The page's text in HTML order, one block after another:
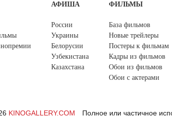
АФИША
России
Украины
Белорусии
Узбекистана
Казахстана
ФИЛЬМЫ
База фильмов
Новые трейлеры
Постеры к фильмам
Кадры из фильмов
Обои из фильмов
Обои с актерами
KINOGALLERY.COM
Полное или частичное